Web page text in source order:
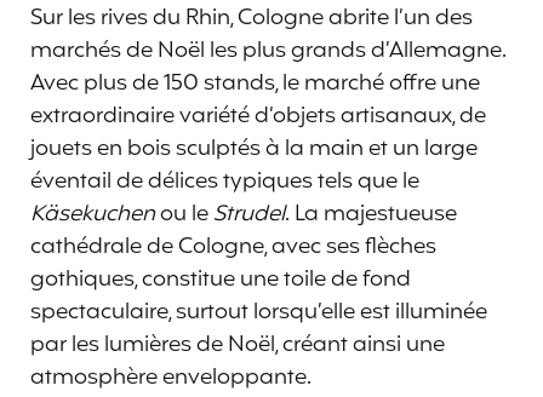
Sur les rives du Rhin, Cologne abrite l’un des
marchés de Noël les plus grands d’Allemagne.
Avec plus de 150 stands, le marché offre une
extraordinaire variété d’objets artisanaux, de
jouets en bois sculptés à la main et un large
éventail de délices typiques tels que le
Käsekuchenou leStrudel. La majestueuse
cathédrale de Cologne, avec ses flèches
gothiques, constitue une toile de fond
spectaculaire, surtout lorsqu’elle est illuminée
par les lumières de Noël, créant ainsi une
atmosphère enveloppante.